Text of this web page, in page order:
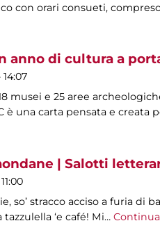
con orari consueti,
anno di cultura a
musei e 25 aree
è una carta pensata e creata
| Salotti
so’ stracco acciso a furia
tazzulella ‘e café! Mi…